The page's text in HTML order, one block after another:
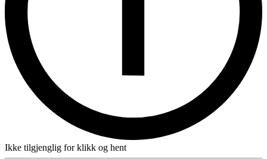
Ikke tilgjenglig for klikk og hent